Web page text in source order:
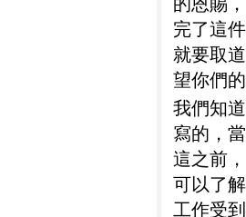
完了這
就要取
望你們
我們知
寫的，
這之前
可以了
工作受